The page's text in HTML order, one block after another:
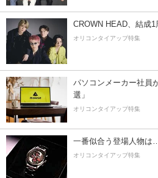
CROWN HEAD、結成1
オリコンタイアップ特集
パソコンメーカー社員
選」
オリコンタイアップ特集
一番似合う登場人物は
オリコンタイアップ特集